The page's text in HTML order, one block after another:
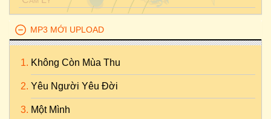
MP3 MỚI UPLOAD
Không Còn Mùa Thu
Yêu Người Yêu Đời
Một Mình